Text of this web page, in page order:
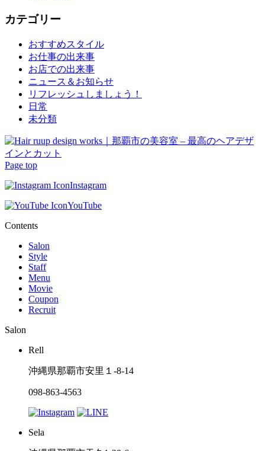
カテゴリー
おすすめスタイル
お仕事の出来事
お店での出来事
ニュース＆お知らせ
リフレッシュしましょう！
日常
未分類
Page top
Instagram
YouTube
Contents
Salon
Style
Staff
Menu
Movie
Coupon
Recruit
Salon
Rell
沖縄県那覇市安里１-8-14
098-863-4563
Sela